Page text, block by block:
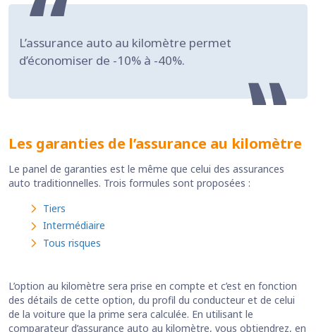
L’assurance auto au kilomètre permet
d’économiser de -10% à -40%.
Les garanties de l’assurance au kilomètre
Le panel de garanties est le même que celui des assurances
auto traditionnelles. Trois formules sont proposées :
Tiers
Intermédiaire
Tous risques
L’option au kilomètre sera prise en compte et c’est en fonction
des détails de cette option, du profil du conducteur et de celui
de la voiture que la prime sera calculée. En utilisant le
comparateur d’assurance auto au kilomètre, vous obtiendrez, en